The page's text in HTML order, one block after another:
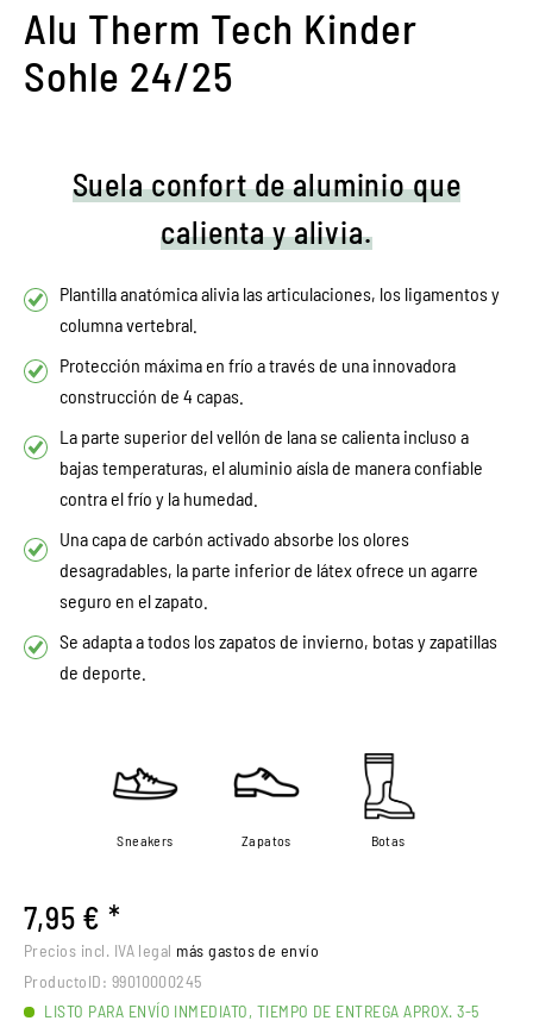
Alu Therm Tech Kinder
Sohle 24/25
Suela confort de aluminio que
calienta y alivia.
Plantilla anatómica alivia las articulaciones, los ligamentos y
columna vertebral.
Protección máxima en frío a través de una innovadora
construcción de 4 capas.
La parte superior del vellón de lana se calienta incluso a
bajas temperaturas, el aluminio aísla de manera confiable
contra el frío y la humedad.
Una capa de carbón activado absorbe los olores
desagradables, la parte inferior de látex ofrece un agarre
seguro en el zapato.
Se adapta a todos los zapatos de invierno, botas y zapatillas
de deporte.
Sneakers Zapatos Botas
7,95 € *
Precios incl. IVA legal más gastos de envío
ProductoID: 99010000245
LISTO PARA ENVÍO INMEDIATO, TIEMPO DE ENTREGA APROX. 3-5